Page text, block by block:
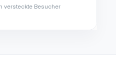
versteckte Besucher